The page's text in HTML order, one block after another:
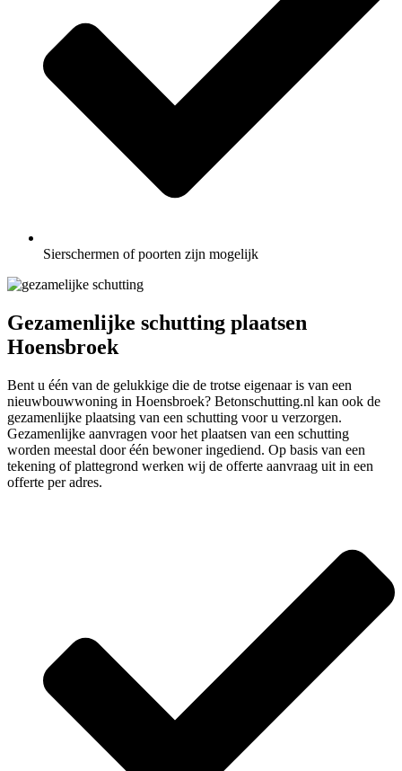
Sierschermen of poorten zijn mogelijk
Gezamenlijke schutting plaatsen
Hoensbroek
Bent u één van de gelukkige die de trotse eigenaar is van een
nieuwbouwwoning in Hoensbroek? Betonschutting.nl kan ook de
gezamenlijke plaatsing van een schutting voor u verzorgen.
Gezamenlijke aanvragen voor het plaatsen van een schutting
worden meestal door één bewoner ingediend. Op basis van een
tekening of plattegrond werken wij de offerte aanvraag uit in een
offerte per adres.